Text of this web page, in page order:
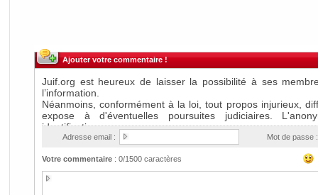
Ajouter votre commentaire !
Adresse email : Mot de passe :
Votre commentaire: 0/1500 caractères